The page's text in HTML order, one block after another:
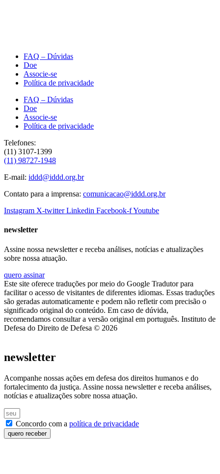
FAQ – Dúvidas
Doe
Associe-se
Política de privacidade
FAQ – Dúvidas
Doe
Associe-se
Política de privacidade
Telefones:
(11) 3107-1399
(11) 98727-1948
E-mail: iddd@iddd.org.br
Contato para a imprensa: comunicacao@iddd.org.br
Instagram X-twitter Linkedin Facebook-fYoutube
newsletter
Assine nossa newsletter e receba análises, notícias e atualizações
sobre nossa atuação.
quero assinar
Este site oferece traduções por meio do Google Tradutor para
facilitar o acesso de visitantes de diferentes idiomas. Essas traduções
são geradas automaticamente e podem não refletir com precisão o
significado original do conteúdo. Em caso de dúvida,
recomendamos consultar a versão original em português. Instituto de
Defesa do Direito de Defesa © 2026
newsletter
Acompanhe nossas ações em defesa dos direitos humanos e do
fortalecimento da justiça. Assine nossa newsletter e receba análises,
notícias e atualizações sobre nossa atuação.
Concordo com a política de privacidade
quero receber